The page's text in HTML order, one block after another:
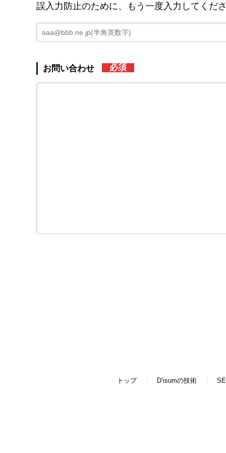
誤入力防止のために、もう一度入力してくだ
お問い合わせ 必須
トップ D’isumの技術